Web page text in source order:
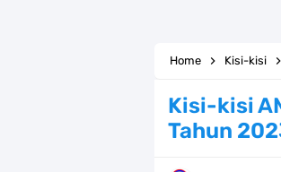
Bank Soal
Home Kisi-kisi
Kisi-kisi
Tahun